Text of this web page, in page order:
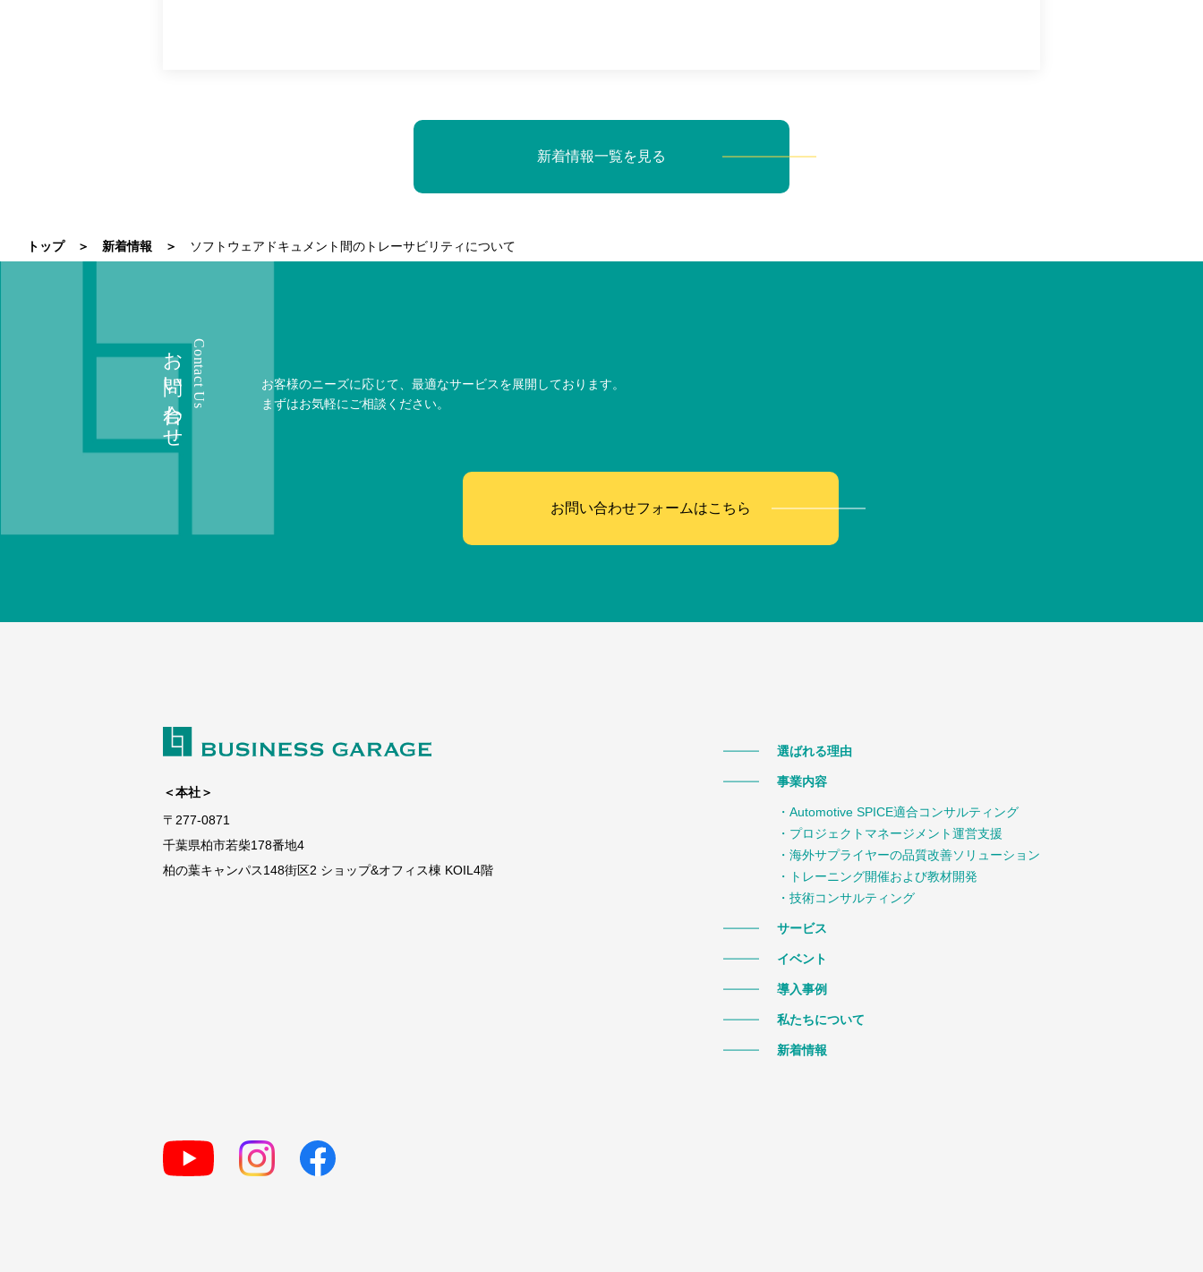
新着情報一覧を見る
トップ 新着情報 ソフトウェアドキュメント間のトレーサビリティについて
Contact Us
お問い合わせ
お客様のニーズに応じて、最適なサービスを展開しております。
まずはお気軽にご相談ください。
お問い合わせフォームはこちら
＜本社＞
〒277-0871
千葉県柏市若柴178番地4
柏の葉キャンパス148街区2 ショップ&オフィス棟 KOIL4階
選ばれる理由
事業内容
・Automotive SPICE適合コンサルティング
・プロジェクトマネージメント運営支援
・海外サプライヤーの品質改善ソリューション
・トレーニング開催および教材開発
・技術コンサルティング
サービス
イベント
導入事例
私たちについて
新着情報